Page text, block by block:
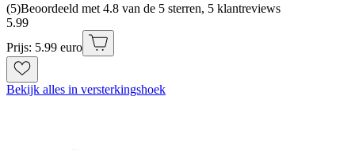
(5)Beoordeeld met 4.8 van de 5 sterren, 5 klantreviews
5.99
Prijs: 5.99 euro
Bekijk alles in versterkingshoek